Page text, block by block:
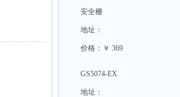
安全栅
地址：
价格：￥ 369
GS5074-EX
地址：